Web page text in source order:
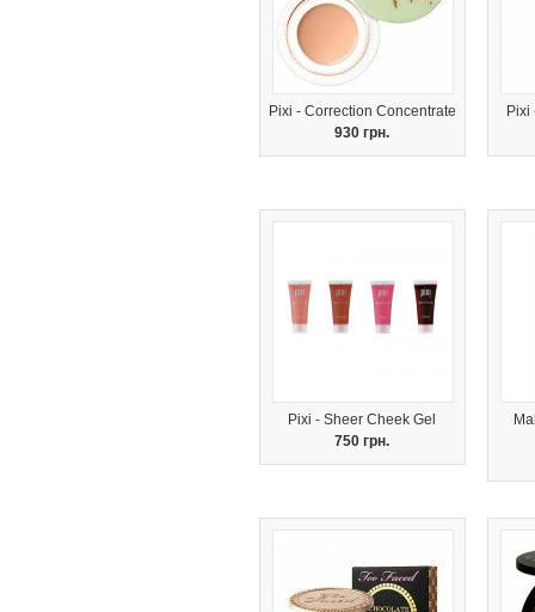
Pixi - Correction Concentrate
930 грн.
Pixi
Pixi - Sheer Cheek Gel
750 грн.